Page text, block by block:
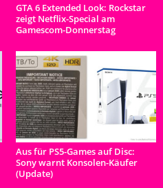
GTA 6 Extended Look: Rockstar
zeigt Netflix-Special am
Gamescom-Donnerstag
Aus für PS5-Games auf Disc:
Sony warnt Konsolen-Käufer
(Update)